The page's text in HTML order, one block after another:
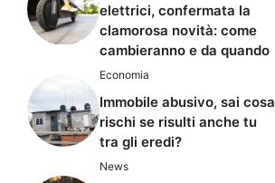
elettrici, confermata la
clamorosa novità: come
cambieranno e da quando
Economia
Immobile abusivo, sai cosa
rischi se risulti anche tu
tra gli eredi?
News